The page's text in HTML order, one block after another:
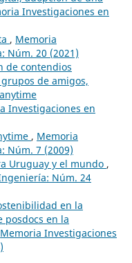
Investigaciones en
, Memoria
Núm. 20 (2021)
de contendios
de amigos,
Investigaciones en
, Memoria
Núm. 7 (2009)
Uruguay y el mundo ,
Núm. 24
en la
en la
Memoria Investigaciones